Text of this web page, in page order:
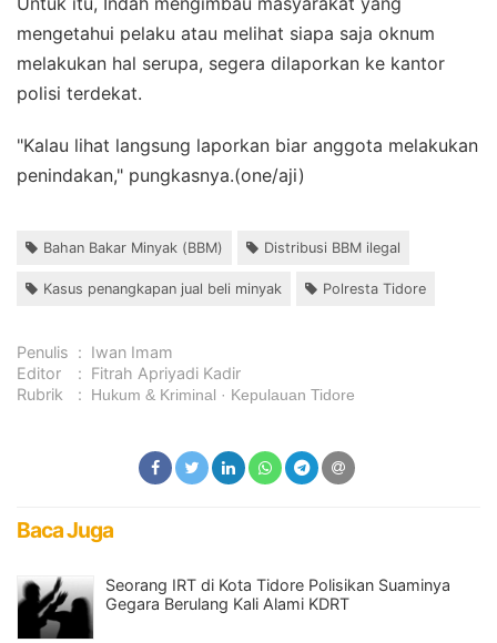
mengetahui pelaku atau melihat siapa saja oknum
melakukan hal serupa, segera dilaporkan ke kantor
polisi terdekat.
"Kalau lihat langsung laporkan biar anggota melakukan
penindakan," pungkasnya.(one/aji)
Bahan Bakar Minyak (BBM) Distribusi BBM ilegal
Kasus penangkapan jual beli minyak Polresta Tidore
Penulis : Iwan Imam
Editor
: Fitrah Apriyadi Kadir
Rubrik
: Hukum & Kriminal Kepulauan Tidore
Baca Juga
Seorang IRT di Kota Tidore Polisikan Suaminya
Gegara Berulang Kali Alami KDRT